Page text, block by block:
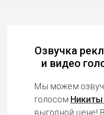
Озвучка
и видео
Мы можем
голосом Никиты
выгодной цене!